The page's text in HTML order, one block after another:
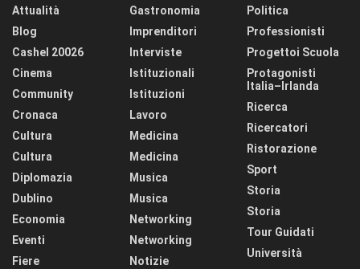
Attualità
Blog
Cashel 20026
Cinema
Community
Cronaca
Cultura
Cultura
Diplomazia
Dublino
Economia
Eventi
Fiere
Gastronomia
Imprenditori
Interviste
Istituzionali
Istituzioni
Lavoro
Medicina
Medicina
Musica
Musica
Networking
Networking
Notizie
Politica
Professionisti
Progettoi Scuola
Protagonisti
Italia–Irlanda
Ricerca
Ricercatori
Ristorazione
Sport
Storia
Storia
Tour Guidati
Università